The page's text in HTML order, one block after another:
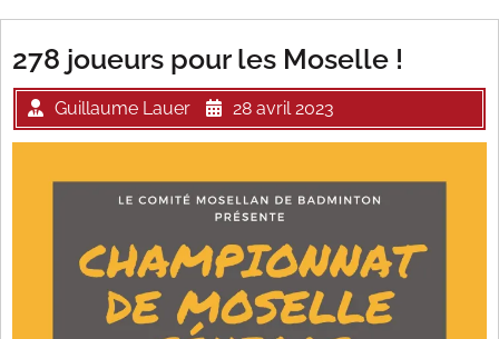
278 joueurs pour les Moselle !
Guillaume Lauer 28 avril 2023